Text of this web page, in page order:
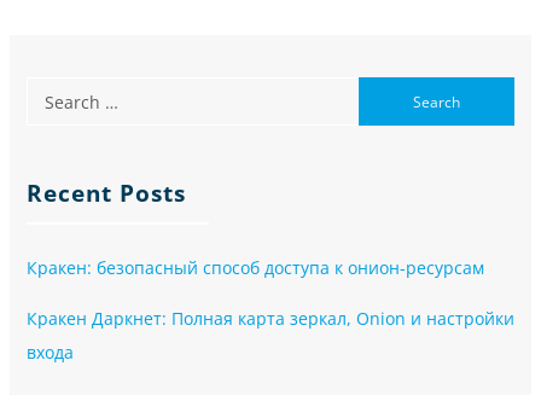
Recent Posts
Кракен: безопасный способ доступа к онион-ресурсам
Кракен Даркнет: Полная карта зеркал, Onion и настройки
входа